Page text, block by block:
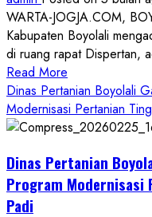
WARTA-JOGJA.COM,
Kabupaten Boyolali
di ruang rapat Dispertan,
Read More
more
about
Dinas
Boyolali
Gelar
Dinas Pertanian Boyolali
Modernisasi Pertanian
Dinas Pertanian
Program
Padi